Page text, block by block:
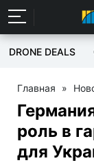
DRONE DEALS
Главная »
роль в
для